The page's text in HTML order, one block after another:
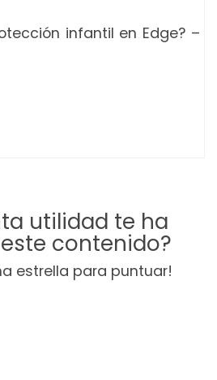
infantil en Edge? –
utilidad te ha
contenido?
estrella para puntuar!